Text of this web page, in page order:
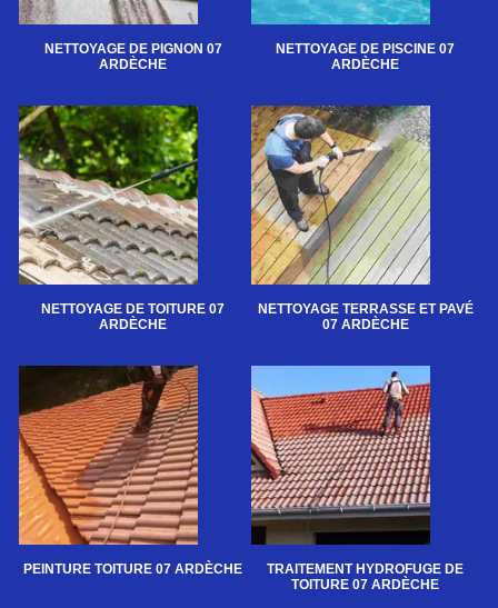
NETTOYAGE DE PIGNON 07
ARDÈCHE
NETTOYAGE DE PISCINE 07
ARDÈCHE
NETTOYAGE DE TOITURE 07
ARDÈCHE
NETTOYAGE TERRASSE ET PAVÉ
07 ARDÈCHE
PEINTURE TOITURE 07 ARDÈCHE
TRAITEMENT HYDROFUGE DE
TOITURE 07 ARDÈCHE